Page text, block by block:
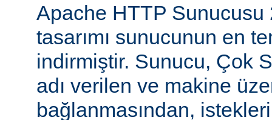
Apache HTTP Sunucusu
tasarımı sunucunun en
indirmiştir. Sunucu, Çok
adı verilen ve makine
bağlanmasından,